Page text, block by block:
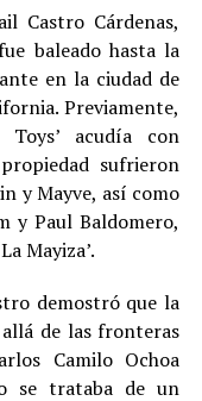
Castro Cárdenas,
baleado hasta la
en la ciudad de
Previamente,
acudía con
sufrieron
y Mayve, así como
y Paul Baldomero,
Mayiza’.
demostró que la
de las fronteras
Camilo Ochoa
se trataba de un